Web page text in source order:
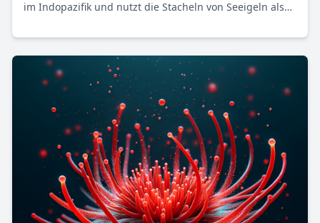
im Indopazifik und nutzt die Stacheln von Seeigeln als
Überlebensstrategien in der Natur sein können.